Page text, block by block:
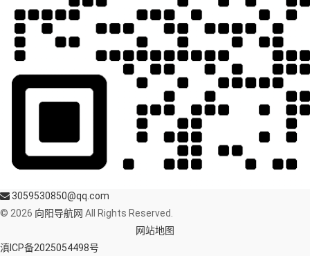
3059530850@qq.com
© 2026 向阳导航网 All Rights Reserved.
网站地图
滇ICP备2025054498号